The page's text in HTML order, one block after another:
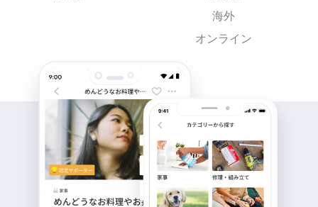
海外
オンライン